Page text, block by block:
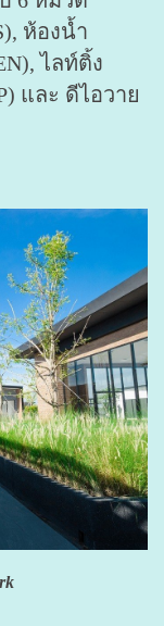
ห้องน้ำ
ไลท์ติ้ง
และ ดีไอวาย